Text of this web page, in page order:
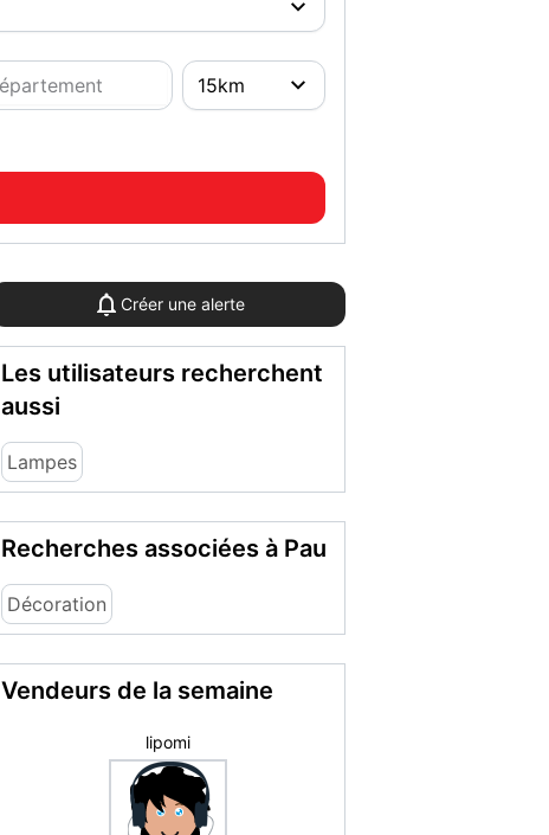
Créer une alerte
Les utilisateurs recherchent
aussi
Lampes
Recherches associées à Pau
Décoration
Vendeurs de la semaine
Susana H.